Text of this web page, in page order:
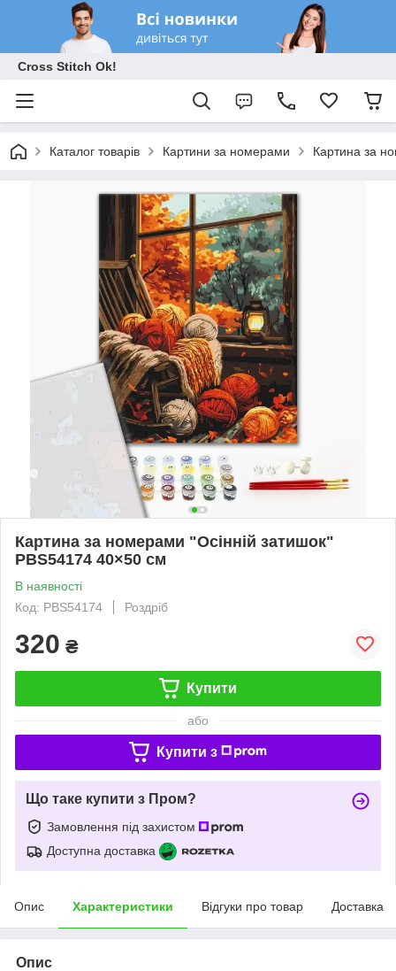
Cross Stitch Ok!
Каталог товарів Картини за номерами Картина за
Картина за номерами "Осінній затишок"
PBS54174 40×50 см
В наявності
Код: PBS54174
Роздріб
320 ₴
Купити
або
Купити з
Що таке купити з Пром?
Замовлення під захистом
Доступна доставка
Опис Характеристики Відгуки про товар Доставка
Опис